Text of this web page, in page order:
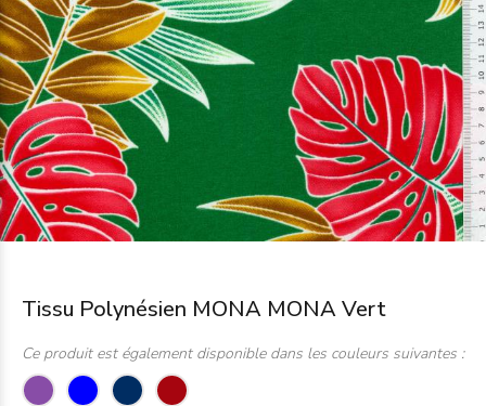
Tissu Polynésien MONA MONA Vert
Ce produit est également disponible dans les couleurs suivantes :